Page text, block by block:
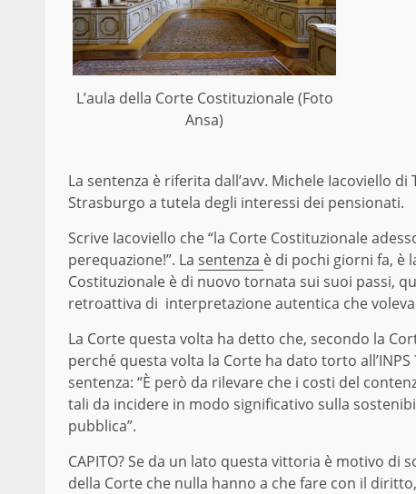
L’aula della Corte Costituzionale (Foto
Ansa)
La sentenza è riferita dall’avv. Michele Iacoviello
Strasburgo a tutela degli interessi dei pensionati.
Scrive Iacoviello che “la Corte Costituzionale
perequazione!”. La sentenza è di pochi giorni fa, è
Costituzionale è di nuovo tornata sui suoi passi,
retroattiva di interpretazione autentica che voleva
La Corte questa volta ha detto che, secondo la
perché questa volta la Corte ha dato torto
sentenza: “È però da rilevare che i costi del
tali da incidere in modo significativo sulla
pubblica”.
CAPITO? Se da un lato questa vittoria è motivo
della Corte che nulla hanno a che fare con il